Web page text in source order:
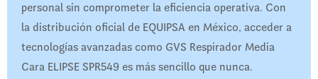
personal sin comprometer la eficiencia operativa. Con
la distribución oficial de EQUIPSA en México, acceder a
tecnologías avanzadas como GVS Respirador Media
Cara ELIPSE SPR549 es más sencillo que nunca.